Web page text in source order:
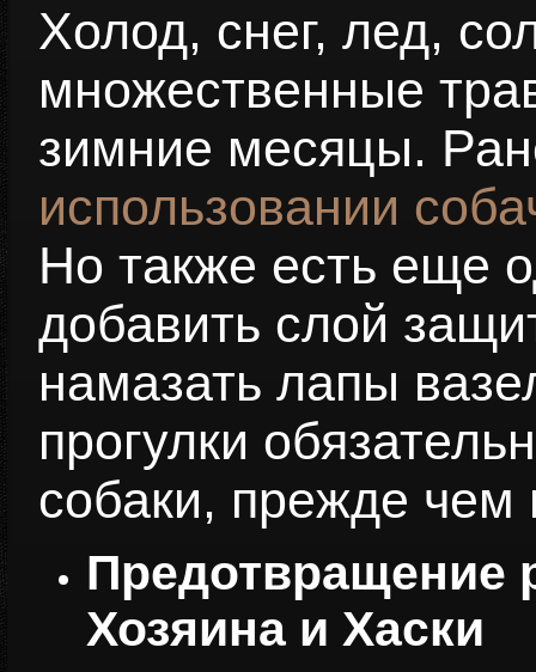
Холод, снег, лед,
множественные
зимние месяцы.
использовании
Но также есть еще
добавить слой
намазать лапы
прогулки
собаки, прежде чем
Предотвращение
Хозяина и Хаски